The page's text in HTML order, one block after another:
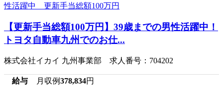
【更新手当総額100万円】39歳までの男性活躍中！
トヨタ自動車九州でのお仕...
株式会社イカイ 九州事業部 求人番号：704202
給与 月収例378,834円